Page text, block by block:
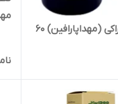
روغن پارافین خوراکی (مهداپارافین) 60